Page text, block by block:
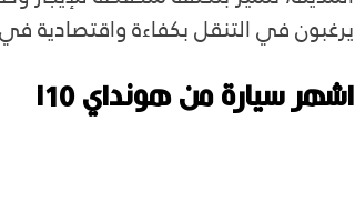
يرغبون في التنقل بكفاءة واقتصادية
اشهر سيارة من هونداي i10